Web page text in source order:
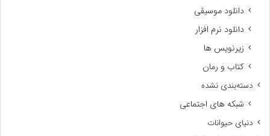
دانلود موسیقی
دانلود نرم افزار
زیرنویس ها
کتاب و رمان
دسته‌بندی نشده
شبکه های اجتماعی
دنیای حیوانات